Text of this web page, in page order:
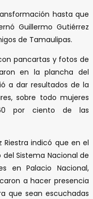
hasta que
Guillermo Gutiérrez
de Tamaulipas.
pancartas y fotos de
en la plancha del
a dar resultados de la
sobre todo mujeres
por ciento de las
Riestra indicó que en el
Sistema Nacional de
en Palacio Nacional,
a hacer presencia
que sean escuchadas